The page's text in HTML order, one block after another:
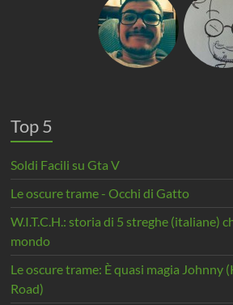
Top 5
Soldi Facili su Gta V
Le oscure trame - Occhi di Gatto
W.I.T.C.H.: storia di 5 streghe (italiane)
mondo
Le oscure trame: È quasi magia Johnny
Road)